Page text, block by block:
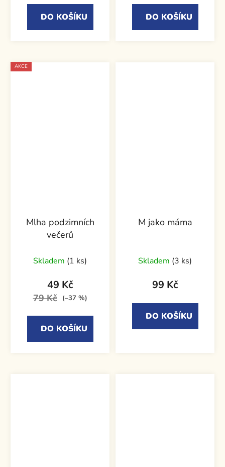
DO KOŠÍKU DO KOŠÍKU
AKCE
Mlha podzimních
večerů
Skladem (1 ks)
49 Kč
79 Kč (–37 %)
DO KOŠÍKU
M jako máma
Skladem (3 ks)
99 Kč
DO KOŠÍKU